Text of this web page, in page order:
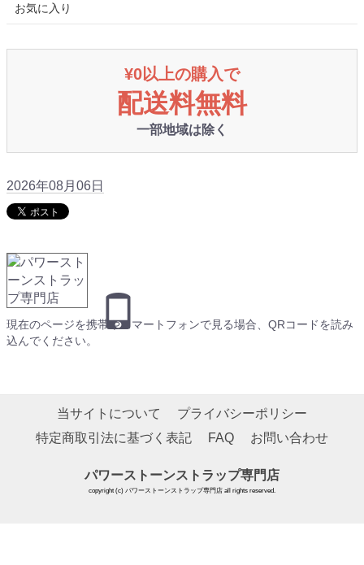
お気に入り
¥0以上の購入で
配送料無料
一部地域は除く
2026年08月06日
現在のページを携帯やスマートフォンで見る場合、QRコードを読み
込んでください。
当サイトについて
プライバシーポリシー
特定商取引法に基づく表記
FAQ お問い合わせ
パワーストーンストラップ専門店
copyright (c) パワーストーンストラップ専門店 all rights reserved.